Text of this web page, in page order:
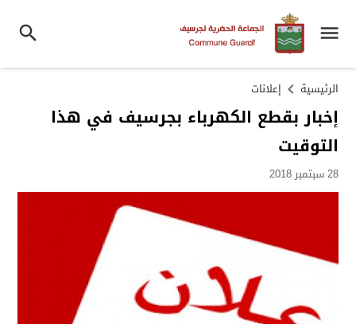
الرئيسية إعلانات
إخبار بقطع الكهرباء بجرسيف في هذا
التوقيت
28 سبتمبر 2018